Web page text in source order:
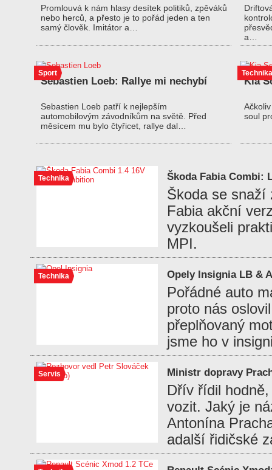
Promlouvá k nám hlasy desítek politiků, zpěváků
nebo herců, a přesto je to pořád jeden a ten
samý člověk. Imitátor a…
a…
Sport
Sebastien Loeb: Rallye mi nechybí
Sebastien Loeb patří k nejlepším
automobilovým závodníkům na světě. Před
měsícem mu bylo čtyřicet, rallye dal…
Technika
Kia
soul
Technika Škoda Fabia Combi:
Škoda se snaží
Fabia akční
vyzkoušeli
MPI.
Technika Opely Insignia LB &
Pořádné auto
proto nás
přeplňovaný
jsme ho v
Servis Ministr dopravy
Dřív řídil
vozit. Jaký je
Antonína
adalší řidičské